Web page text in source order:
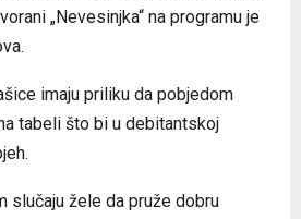
„Nevesinjka“ na programu je
imaju priliku da pobjedom
tabeli što bi u debitantskoj
slučaju žele da pruže dobru